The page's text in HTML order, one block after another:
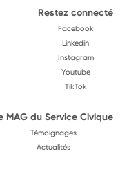
Restez connecté
Facebook
Linkedin
Instagram
Youtube
TikTok
MAG du Service Civique
Témoignages
Actualités